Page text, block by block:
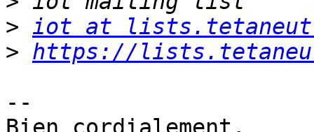
> iot at
> https://
--